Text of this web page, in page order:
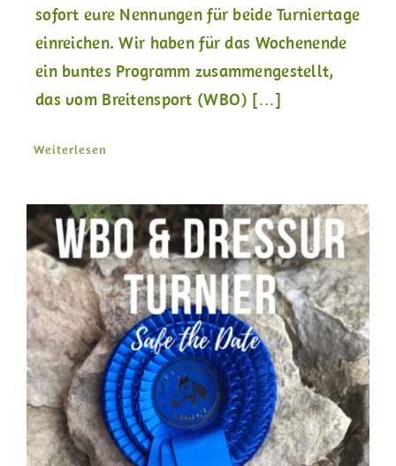
sofort eure Nennungen für beide Turniertage
einreichen. Wir haben für das Wochenende
ein buntes Programm zusammengestellt,
das vom Breitensport (WBO) […]
Weiterlesen